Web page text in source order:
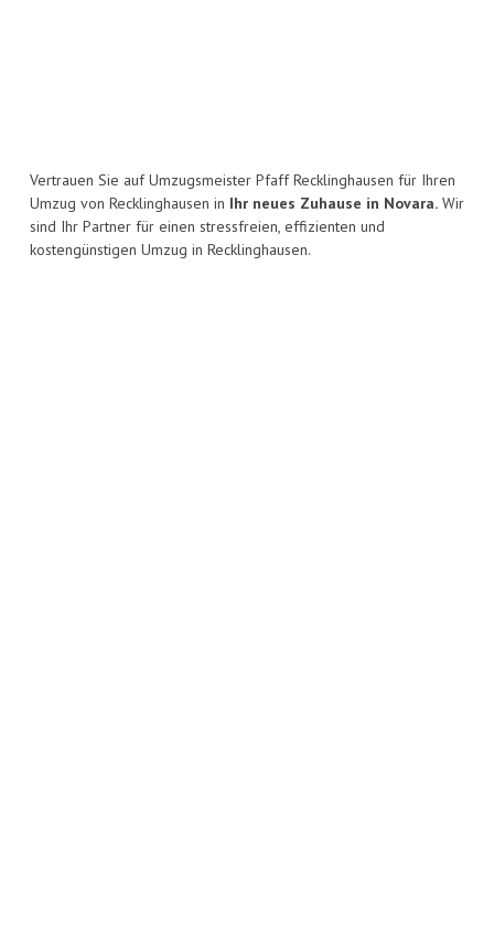
Vertrauen Sie auf Umzugsmeister Pfaff Recklinghausen für Ihren
Umzug von Recklinghausen in Ihr neues Zuhause in Novara. Wir
sind Ihr Partner für einen stressfreien, effizienten und
kostengünstigen Umzug in Recklinghausen.